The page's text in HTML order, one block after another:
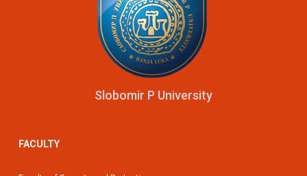
Slobomir P University
FACULTY